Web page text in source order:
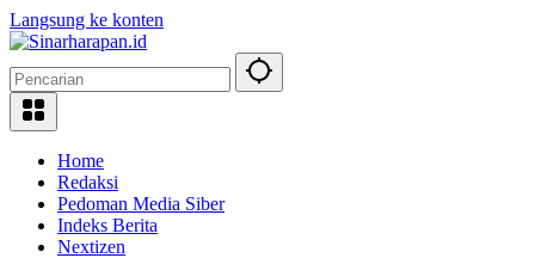
Langsung ke konten
Home
Redaksi
Pedoman Media Siber
Indeks Berita
Nextizen